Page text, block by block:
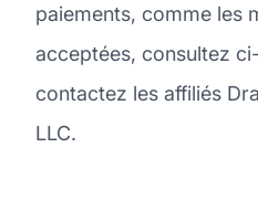
paiements, comme les
acceptées, consultez
contactez les affiliés
LLC.